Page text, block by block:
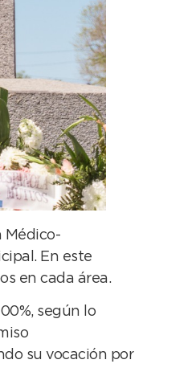
Médico-
En este
en cada área.
según lo
su vocación por